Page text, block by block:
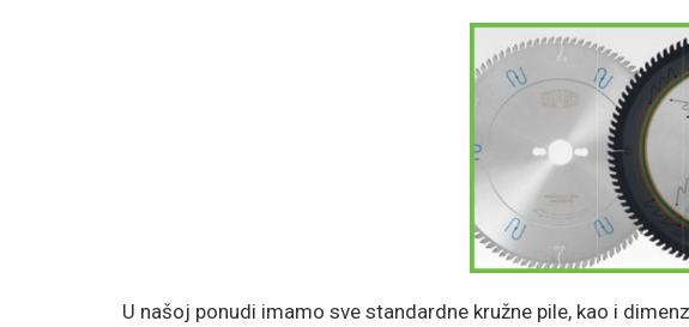
U našoj ponudi imamo sve standardne kružne pile, kao i